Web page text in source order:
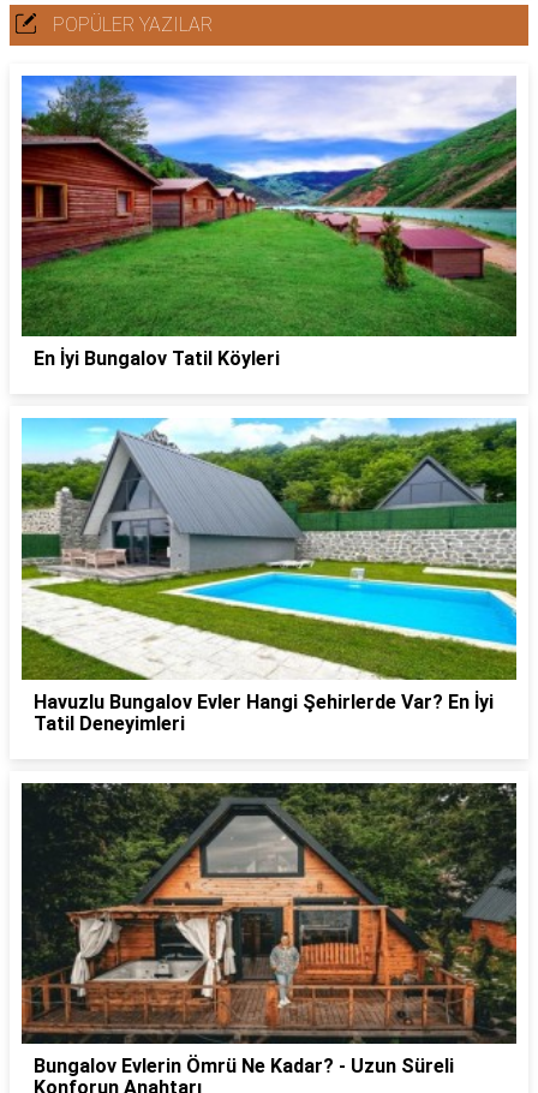
POPÜLER YAZILAR
En İyi Bungalov Tatil Köyleri
Havuzlu Bungalov Evler Hangi Şehirlerde Var? En İyi
Tatil Deneyimleri
Bungalov Evlerin Ömrü Ne Kadar? - Uzun Süreli
Konforun Anahtarı